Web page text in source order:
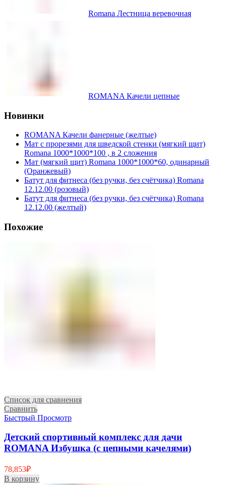
Romana Лестница веревочная
ROMANA Качели цепные
Новинки
ROMANA Качели фанерные (желтые)
Мат с прорезями для шведской стенки (мягкий щит)
Romana 1000*1000*100 , в 2 сложения
Мат (мягкий щит) Romana 1000*1000*60, одинарный
(Оранжевый)
Батут для фитнеса (без ручки, без счётчика) Romana
12.12.00 (розовый)
Батут для фитнеса (без ручки, без счётчика) Romana
12.12.00 (желтый)
Похожие
Список для сравнения
Сравнить
Быстрый Просмотр
Детский спортивный комплекс для дачи
ROMANA Избушка (с цепными качелями)
78,853₽
В корзину